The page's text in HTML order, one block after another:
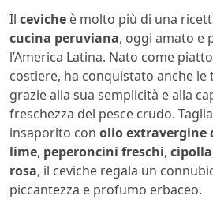
Il ceviche è molto più di una
cucina peruviana, oggi amato e
l’America Latina. Nato come
costiere, ha conquistato anche
grazie alla sua semplicità e alla
freschezza del pesce crudo.
insaporito con olio extravergine
lime, peperoncini freschi, cipolla
rosa, il ceviche regala un
piccantezza e profumo erbaceo.